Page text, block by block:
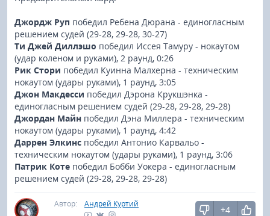
Джордж Руп победил Ребена Дюрана - единогласным
решением судей (29-28, 29-28, 30-27)
Ти Джей Диллэшо победил Иссея Тамуру - нокаутом
(удар коленом и руками), 2 раунд, 0:26
Рик Стори победил Куинна Малхерна - техническим
нокаутом (удары руками), 1 раунд, 3:05
Джон Макдесси победил Дэрона Крукшэнка -
единогласным решением судей (29-28, 29-28, 29-28)
Джордан Майн победил Дэна Миллера - техническим
нокаутом (удары руками), 1 раунд, 4:42
Даррен Элкинс победил Антонио Карвальо -
техническим нокаутом (удары руками), 1 раунд, 3:06
Патрик Коте победил Бобби Уокера - единогласным
решением судей (29-28, 29-28, 29-28)
Автор: Андрей Куртий
+4